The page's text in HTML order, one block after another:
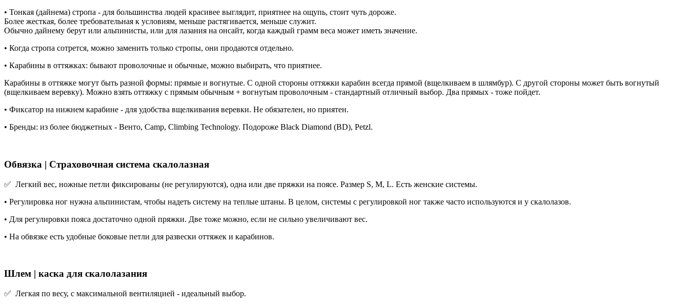
• Тонкая (дайнема) стропа - для большинства людей красивее выглядит, приятнее на ощупь, стоит чуть дороже.
Более жесткая, более требовательная к условиям, меньше растягивается, меньше служит.
Обычно дайнему берут или альпинисты, или для лазания на онсайт, когда каждый грамм веса может иметь значение.
• Когда стропа сотрется, можно заменить только стропы, они продаются отдельно.
• Карабины в оттяжках: бывают проволочные и обычные, можно выбирать, что приятнее.
Карабины в оттяжке могут быть разной формы: прямые и вогнутые. С одной стороны оттяжки карабин всегда прямой (вщелкиваем в шлямбур). С другой стороны может быть вогнутый
(вщелкиваем веревку). Можно взять оттяжку с прямым обычным + вогнутым проволочным - стандартный отличный выбор. Два прямых - тоже пойдет.
• Фиксатор на нижнем карабине - для удобства вщелкивания веревки. Не обязателен, но приятен.
• Бренды: из более бюджетных - Венто, Camp, Climbing Technology. Подороже Black Diamond (BD), Petzl.
Обвязка | Страховочная система скалолазная
✅ Легкий вес, ножные петли фиксированы (не регулируются), одна или две пряжки на поясе. Размер S, M, L. Есть женские системы.
• Регулировка ног нужна альпинистам, чтобы надеть систему на теплые штаны. В целом, системы с регулировкой ног также часто используются и у скалолазов.
• Для регулировки пояса достаточно одной пряжки. Две тоже можно, если не сильно увеличивают вес.
• На обвязке есть удобные боковые петли для развески оттяжек и карабинов.
Шлем | каска для скалолазания
✅ Легкая по весу, с максимальной вентиляцией - идеальный выбор.